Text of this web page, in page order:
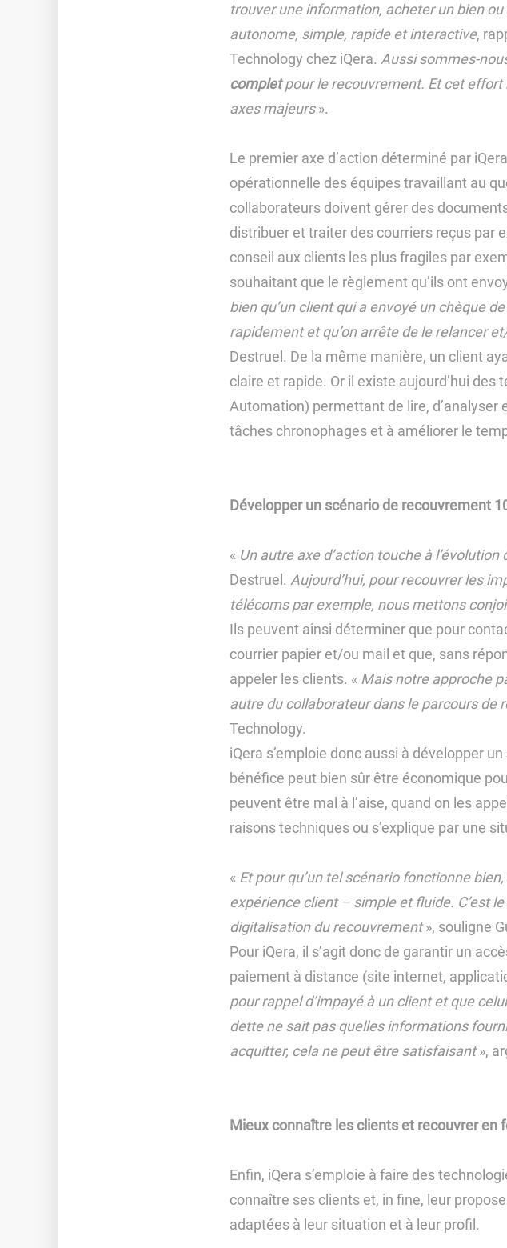
trouver une information, acheter un bien
autonome, simple, rapide et interactive,
Technology chez iQera. Aussi sommes-
completpour le recouvrement. Et cet effort
axes majeurs».
Le premier axe d’action déterminé par
opérationnelle des équipes travaillant au
collaborateurs doivent gérer des
distribuer et traiter des courriers reçus par
conseil aux clients les plus fragiles par
souhaitant que le règlement qu’ils ont
bien qu’un client qui a envoyé un chèque
rapidement et qu’on arrête de le relancer
Destruel. De la même manière, un client
claire et rapide. Or il existe aujourd’hui
Automation) permettant de lire,
tâches chronophages et à améliorer le
Développer un scénario de recouvrement
« Un autre axe d’action touche à
Destruel. Aujourd’hui, pour recouvrer les
télécoms par exemple, nous mettons
Ils peuvent ainsi déterminer que pour
courrier papier et/ou mail et que, sans
appeler les clients. « Mais notre approche
autre du collaborateur dans le parcours de
Technology.
iQera s’emploie donc aussi à développer
bénéfice peut bien sûr être économique
peuvent être mal à l’aise, quand on les
raisons techniques ou s’explique par une
« Et pour qu’un tel scénario fonctionne
expérience client – simple et fluide. C’est
digitalisation du recouvrement», souligne
Pour iQera, il s’agit donc de garantir un
paiement à distance (site internet,
pour rappel d’impayé à un client et que
dette ne sait pas quelles informations
acquitter, cela ne peut être satisfaisant»,
Mieux connaître les clients et recouvrer en
Enfin, iQera s’emploie à faire des
connaître ses clients et, in fine, leur
adaptées à leur situation et à leur profil.